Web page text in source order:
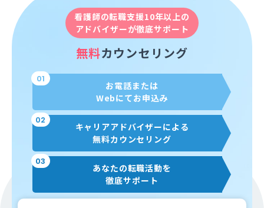
看護師の転職支援10年以上の
アドバイザーが徹底サポート
無料カウンセリング
01
お電話または
Webにてお申込み
02
キャリアアドバイザーによる
無料カウンセリング
03
あなたの転職活動を
徹底サポート